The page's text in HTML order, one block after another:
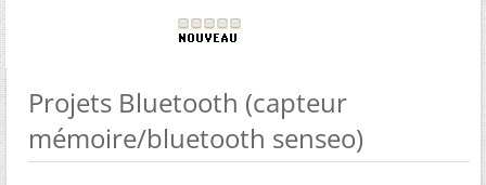
Projets Bluetooth (capteur
mémoire/bluetooth senseo)